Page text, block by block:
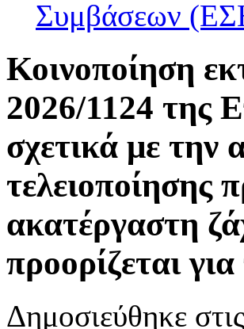
Κοινοποίηση
2026/1124 της
σχετικά με την
τελειοποίησης
ακατέργαστη
προορίζεται
Δημοσιεύθηκε